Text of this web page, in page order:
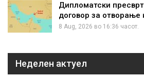
Дипломатски
договор за отворање
8 Aug, 2026 во 16:36 часот.
Неделен актуел